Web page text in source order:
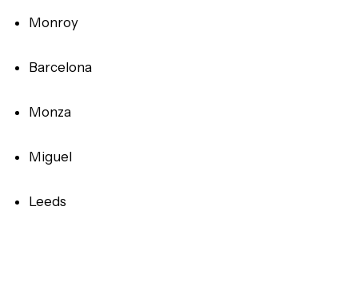
Monroy
Barcelona
Monza
Miguel
Leeds